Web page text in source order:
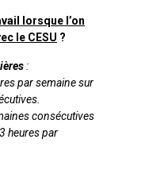
lorsque l’on
le CESU ?
:
par semaine sur
consécutives
heures par